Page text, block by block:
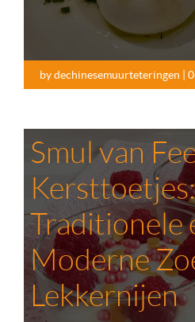
by dechinesemuurteteringen |
Smul van
Kersttoetjes:
Traditionele
Moderne
Lekkernijen